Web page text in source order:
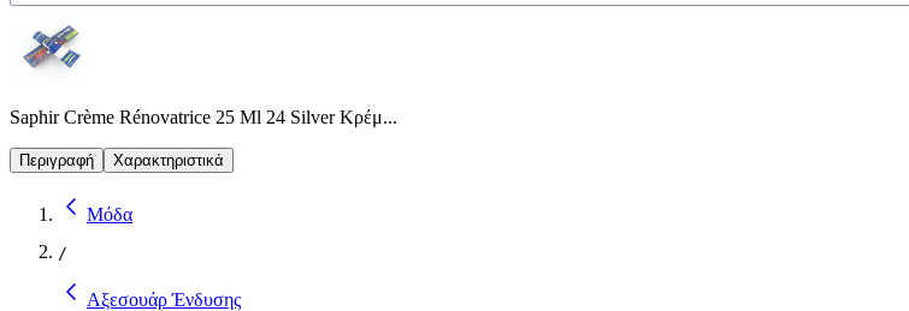
Saphir Crème Rénovatrice 25 Ml 24 Silver Κρέμ...
Περιγραφή Χαρακτηριστικά
Μόδα
/
Αξεσουάρ Ένδυσης